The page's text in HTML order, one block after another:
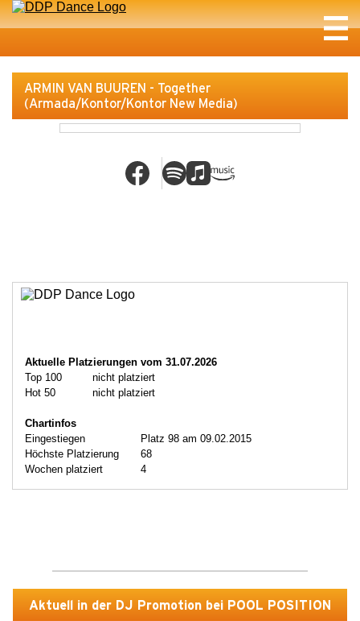
Aktuell in der DJ Promotion bei POOL POSITION
ARMIN VAN BUUREN - Together
(Armada/Kontor/Kontor New Media)
Aktuelle Platzierungen vom 31.07.2026
Top 100
nicht platziert
Hot 50
nicht platziert
Chartinfos
Eingestiegen
Platz 98 am 09.02.2015
Höchste Platzierung
68
Wochen platziert
4